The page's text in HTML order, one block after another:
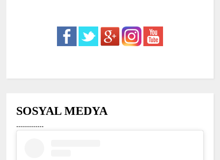
SOSYAL MEDYA
..............